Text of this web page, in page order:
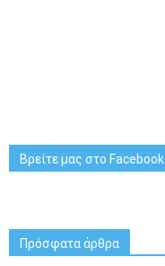
Βρείτε μας στο Facebook
Πρόσφατα άρθρα